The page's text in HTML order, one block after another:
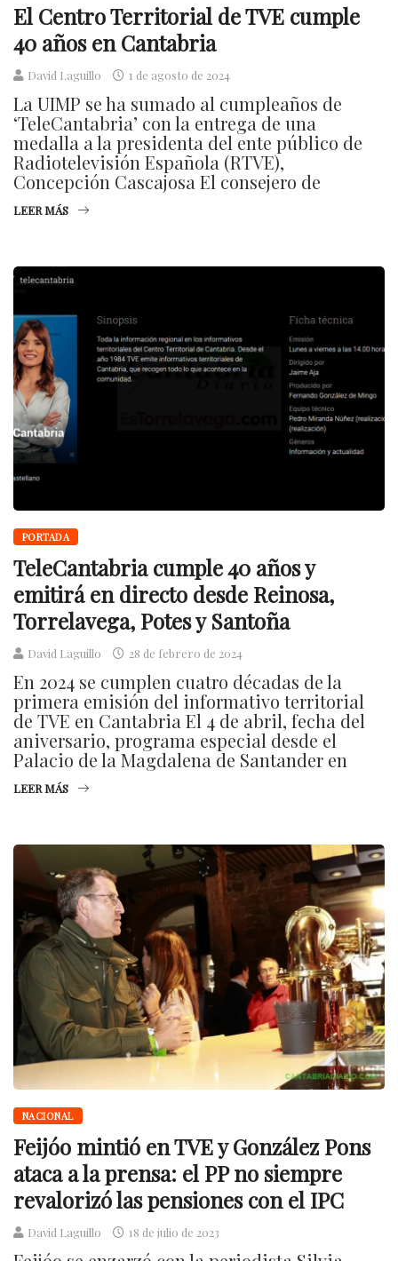
El Centro Territorial de TVE cumple
40 años en Cantabria
David Laguillo 1 de agosto de 2024
La UIMP se ha sumado al cumpleaños de
‘TeleCantabria’ con la entrega de una
medalla a la presidenta del ente público de
Radiotelevisión Española (RTVE),
Concepción Cascajosa El consejero de
LEER MÁS
PORTADA
TeleCantabria cumple 40 años y
emitirá en directo desde Reinosa,
Torrelavega, Potes y Santoña
David Laguillo 28 de febrero de 2024
En 2024 se cumplen cuatro décadas de la
primera emisión del informativo territorial
de TVE en Cantabria El 4 de abril, fecha del
aniversario, programa especial desde el
Palacio de la Magdalena de Santander en
LEER MÁS
NACIONAL
Feijóo mintió en TVE y González Pons
ataca a la prensa: el PP no siempre
revalorizó las pensiones con el IPC
David Laguillo 18 de julio de 2023